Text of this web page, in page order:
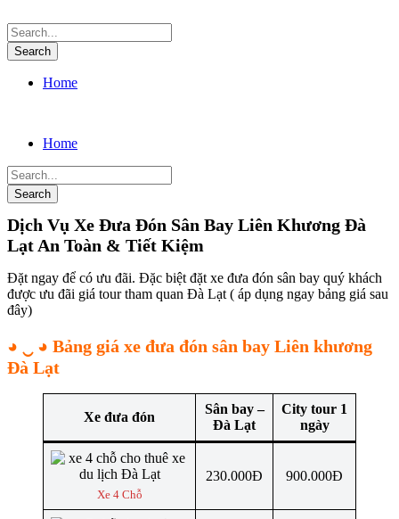
Home
Home
Dịch Vụ Xe Đưa Đón Sân Bay Liên Khương Đà
Lạt An Toàn & Tiết Kiệm
Đặt ngay để có ưu đãi. Đặc biệt đặt xe đưa đón sân bay quý khách
được ưu đãi giá tour tham quan Đà Lạt ( áp dụng ngay bảng giá sau
đây)
◕ ‿ ◕ Bảng giá xe đưa đón sân bay Liên khương
Đà Lạt
Xe đưa đón
Sân bay –
Đà Lạt
City tour 1
ngày
Xe 4 Chỗ
230.000Đ 900.000Đ